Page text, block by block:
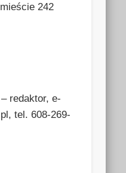
242
redaktor, e-
, tel. 608-269-